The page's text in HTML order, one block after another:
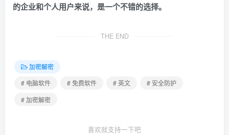
的企业和个人用户来说，是一个不错的选择。
THE END
加密解密
# 电脑软件
# 免费软件 # 英文
# 安全防护
# 加密解密
喜欢就支持一下吧